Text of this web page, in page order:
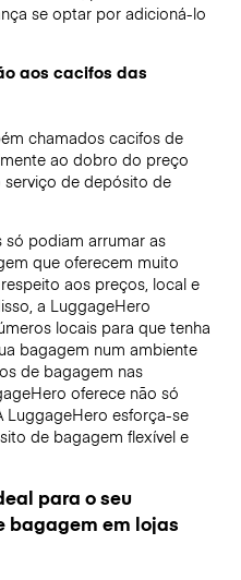
se optar por adicioná-lo
aos cacifos das
chamados cacifos de
ao dobro do preço
de depósito de
só podiam arrumar as
que oferecem muito
aos preços, local e
a LuggageHero
locais para que tenha
bagagem num ambiente
de bagagem nas
oferece não só
LuggageHero esforça-se
de bagagem flexível e
para o seu
bagagem em lojas